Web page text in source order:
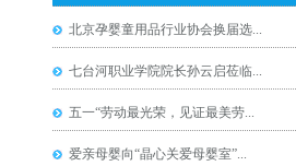
北京孕婴童用品行业协会换届选...
七台河职业学院院长孙云启莅临...
五一“劳动最光荣，见证最美劳...
爱亲母婴向“晶心关爱母婴室”...